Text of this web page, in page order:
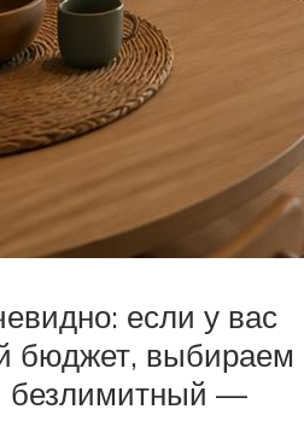
если у вас
бюджет, выбираем
безлимитный —